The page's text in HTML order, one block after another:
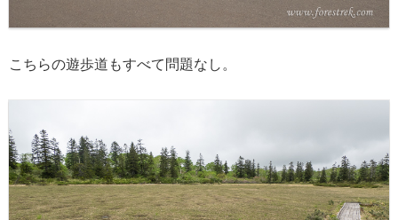
こちらの遊歩道もすべて問題なし。